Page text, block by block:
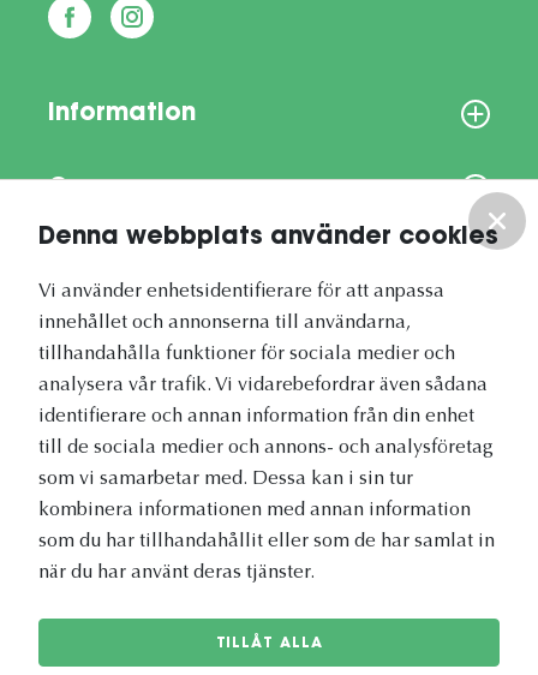
Denna webbplats använder cookies
Vi använder enhetsidentifierare för att anpassa
innehållet och annonserna till användarna,
tillhandahålla funktioner för sociala medier och
analysera vår trafik. Vi vidarebefordrar även sådana
identifierare och annan information från din enhet
till de sociala medier och annons- och analysföretag
som vi samarbetar med. Dessa kan i sin tur
kombinera informationen med annan information
som du har tillhandahållit eller som de har samlat in
när du har använt deras tjänster.
TILLÅT ALLA
Information
Vetapotek.se är en del av
Evidensia Djursjukvård